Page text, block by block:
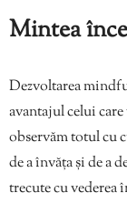
Mintea
Dezvoltarea
avantajul celui
observăm totul cu
de a învăța și de a
trecute cu vederea